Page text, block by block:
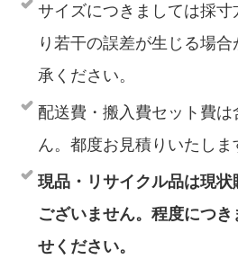
サイズにつきましては採寸
り若干の誤差が生じる場
承ください。
配送費・搬入費セット費
ん。都度お見積りいたしま
現品・リサイクル品は現
ございません。程度につ
せください。